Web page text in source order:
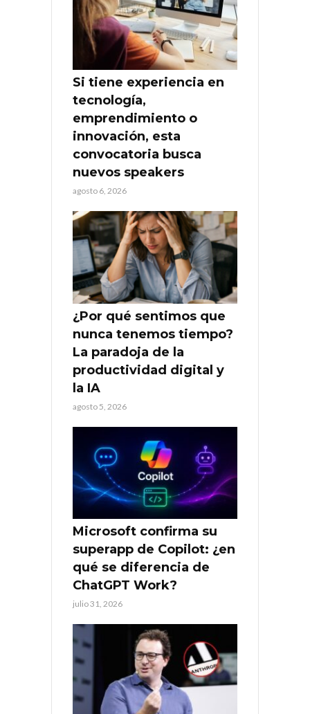
Si tiene experiencia en
tecnología,
emprendimiento o
innovación, esta
convocatoria busca
nuevos speakers
agosto 6, 2026
¿Por qué sentimos que
nunca tenemos tiempo?
La paradoja de la
productividad digital y
la IA
agosto 5, 2026
Microsoft confirma su
superapp de Copilot: ¿en
qué se diferencia de
ChatGPT Work?
julio 31, 2026